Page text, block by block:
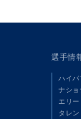
選手情
ハイパ
ナショ
エリー
タレン